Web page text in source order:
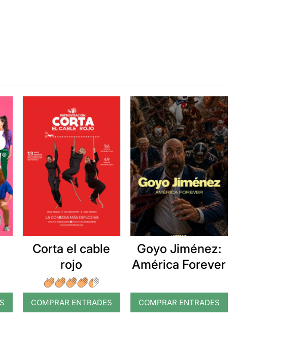
Corta el cable
rojo
COMPRAR ENTRADES
Goyo Jiménez:
América Forever
COMPRAR ENTRADES